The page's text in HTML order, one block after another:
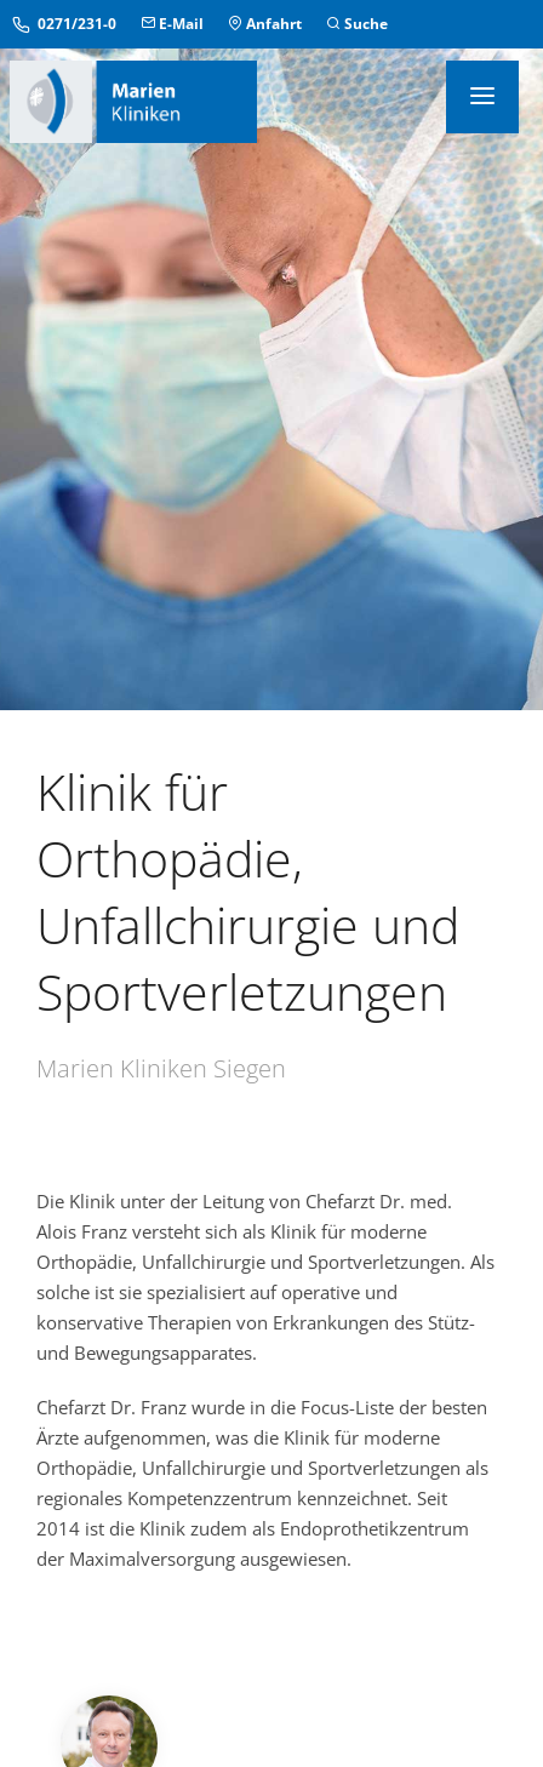
0271/231-0 E-Mail Anfahrt Suche
KLINIKEN & INSTITUTE
MEDIZINISCHE ZENTREN
ÜBERGREIFENDE EINRICHTUNGEN
PFLEGE & AUFENTHALT
KONTAKT & SERVICE
IM NOTFALL
Klinik für
Orthopädie,
Unfallchirurgie und
Sportverletzungen
Marien Kliniken Siegen
Die Klinik unter der Leitung von Chefarzt Dr. med.
Alois Franz versteht sich als Klinik für moderne
Orthopädie, Unfallchirurgie und Sportverletzungen. Als
solche ist sie spezialisiert auf operative und
konservative Therapien von Erkrankungen des Stütz-
und Bewegungsapparates.
Chefarzt Dr. Franz wurde in die Focus-Liste der besten
Ärzte aufgenommen, was die Klinik für moderne
Orthopädie, Unfallchirurgie und Sportverletzungen als
regionales Kompetenzzentrum kennzeichnet. Seit
2014 ist die Klinik zudem als Endoprothetikzentrum
der Maximalversorgung ausgewiesen.